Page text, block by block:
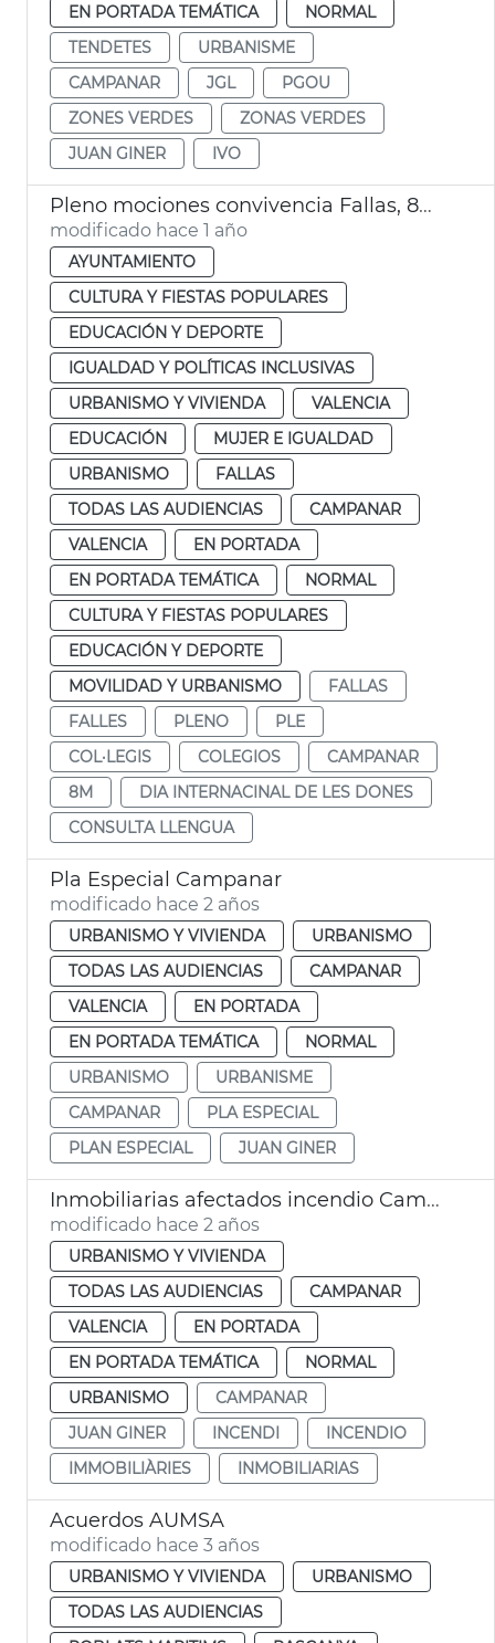
EN PORTADA TEMÁTICA
NORMAL
TENDETES
URBANISME
CAMPANAR
JGL
PGOU
ZONES VERDES
ZONAS VERDES
JUAN GINER
IVO
Pleno mociones convivencia Fallas, 8M y consulta lengua
modificado hace 1 año
AYUNTAMIENTO
CULTURA Y FIESTAS POPULARES
EDUCACIÓN Y DEPORTE
IGUALDAD Y POLÍTICAS INCLUSIVAS
URBANISMO Y VIVIENDA
VALENCIA
EDUCACIÓN
MUJER E IGUALDAD
URBANISMO
FALLAS
TODAS LAS AUDIENCIAS
CAMPANAR
VALENCIA
EN PORTADA
EN PORTADA TEMÁTICA
NORMAL
CULTURA Y FIESTAS POPULARES
EDUCACIÓN Y DEPORTE
MOVILIDAD Y URBANISMO
FALLAS
FALLES
PLENO
PLE
COL·LEGIS
COLEGIOS
CAMPANAR
8M
DIA INTERNACINAL DE LES DONES
CONSULTA LLENGUA
Pla Especial Campanar
modificado hace 2 años
URBANISMO Y VIVIENDA
URBANISMO
TODAS LAS AUDIENCIAS
CAMPANAR
VALENCIA
EN PORTADA
EN PORTADA TEMÁTICA
NORMAL
URBANISMO
URBANISME
CAMPANAR
PLA ESPECIAL
PLAN ESPECIAL
JUAN GINER
Inmobiliarias afectados incendio Campanar
modificado hace 2 años
URBANISMO Y VIVIENDA
TODAS LAS AUDIENCIAS
CAMPANAR
VALENCIA
EN PORTADA
EN PORTADA TEMÁTICA
NORMAL
URBANISMO
CAMPANAR
JUAN GINER
INCENDI
INCENDIO
IMMOBILIÀRIES
INMOBILIARIAS
Acuerdos AUMSA
modificado hace 3 años
URBANISMO Y VIVIENDA
URBANISMO
TODAS LAS AUDIENCIAS